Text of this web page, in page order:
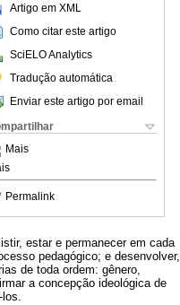
Artigo em XML
Como citar este artigo
SciELO Analytics
Tradução automática
Enviar este artigo por email
Mais
Permalink
estar e permanecer em cada
pedagógico; e desenvolver,
de toda ordem: gênero,
a concepção ideológica de